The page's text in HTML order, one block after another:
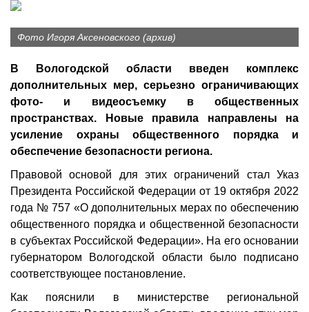
Фото Игоря Аксеновского (архив)
В Вологодской области введен комплекс
дополнительных мер, серьезно ограничивающих
фото- и видеосъемку в общественных
пространствах. Новые правила направлены на
усиление охраны общественного порядка и
обеспечение безопасности региона.
Правовой основой для этих ограничений стал Указ
Президента Российской Федерации от 19 октября 2022
года № 757 «О дополнительных мерах по обеспечению
общественного порядка и общественной безопасности
в субъектах Российской Федерации». На его основании
губернатором Вологодской области было подписано
соответствующее постановление.
Как пояснили в министерстве региональной